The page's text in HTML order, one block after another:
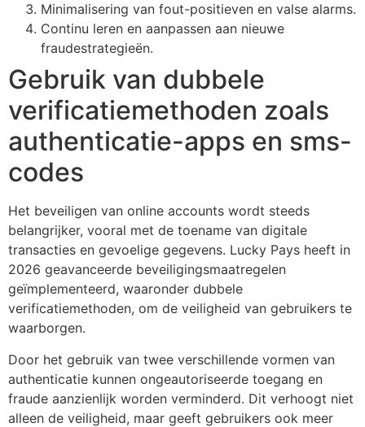
Minimalisering van fout-positieven en valse alarms.
Continu leren en aanpassen aan nieuwe
fraudestrategieën.
Gebruik van dubbele
verificatiemethoden zoals
authenticatie-apps en sms-
codes
Het beveiligen van online accounts wordt steeds
belangrijker, vooral met de toename van digitale
transacties en gevoelige gegevens. Lucky Pays heeft in
2026 geavanceerde beveiligingsmaatregelen
geïmplementeerd, waaronder dubbele
verificatiemethoden, om de veiligheid van gebruikers te
waarborgen.
Door het gebruik van twee verschillende vormen van
authenticatie kunnen ongeautoriseerde toegang en
fraude aanzienlijk worden verminderd. Dit verhoogt niet
alleen de veiligheid, maar geeft gebruikers ook meer